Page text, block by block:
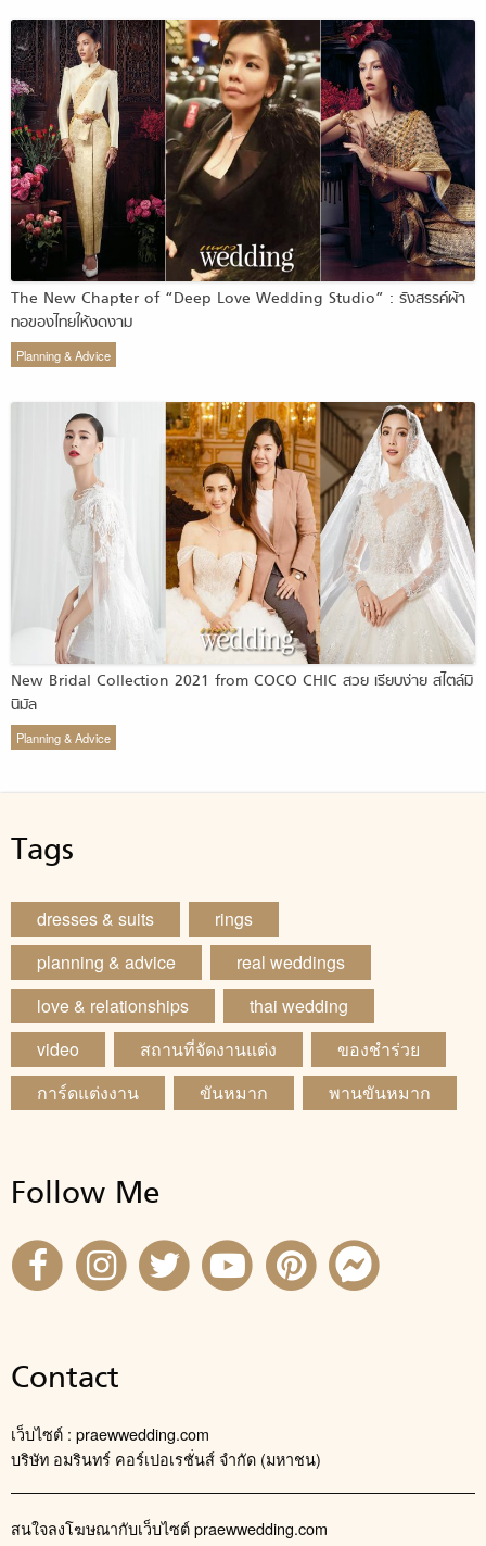
The New Chapter of “Deep Love Wedding Studio” : รังสรรค์ผ้า
ทอของไทยให้งดงาม
Planning & Advice
New Bridal Collection 2021 from COCO CHIC สวย เรียบง่าย สไตล์มิ
นิมัล
Planning & Advice
Tags
dresses & suits
rings
planning & advice
real weddings
love & relationships
thai wedding
video
สถานที่จัดงานแต่ง
ของชำร่วย
การ์ดแต่งงาน
ขันหมาก พานขันหมาก
Follow Me
Contact
เว็บไซต์ : praewwedding.com
บริษัท อมรินทร์ คอร์เปอเรชั่นส์ จำกัด (มหาชน)
สนใจลงโฆษณากับเว็บไซต์ praewwedding.com